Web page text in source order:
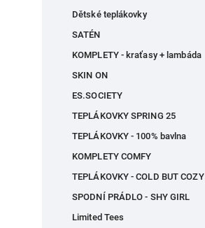
Dětské teplákovky
SATÉN
KOMPLETY - kraťasy + lambáda
SKIN ON
ES.SOCIETY
TEPLÁKOVKY SPRING 25
TEPLÁKOVKY - 100% bavlna
KOMPLETY COMFY
TEPLÁKOVKY - COLD BUT COZY
SPODNÍ PRÁDLO - SHY GIRL
Limited Tees